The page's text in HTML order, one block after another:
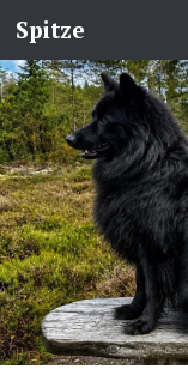
Spitze